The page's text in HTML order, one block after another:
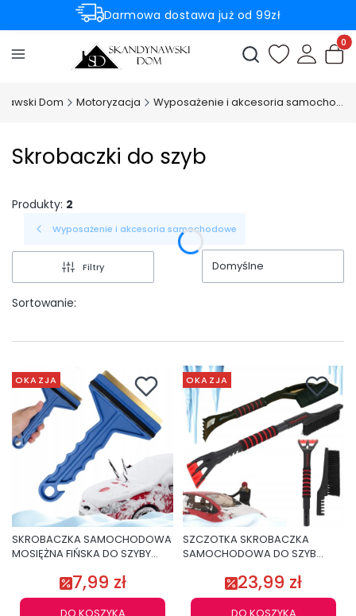
Darmowa dostawa już od 99zł
Rabaty -50% na wybrane produkty
Otwórz
Dom Motoryzacja Wyposażenie i akcesoria samochodowe
Skrobaczki do szyb
Produkty: 2
Wyposażenie i akcesoria samochodowe
Filtry
Sortowanie:
Domyślne
OKAZJA
SKROBACZKA SAMOCHODOWA
MOSIĘŻNA FIŃSKA DO SZYBY
7,99 zł
OKAZJA
SZCZOTKA SKROBACZKA
SAMOCHODOWA DO SZYB
23,99 zł